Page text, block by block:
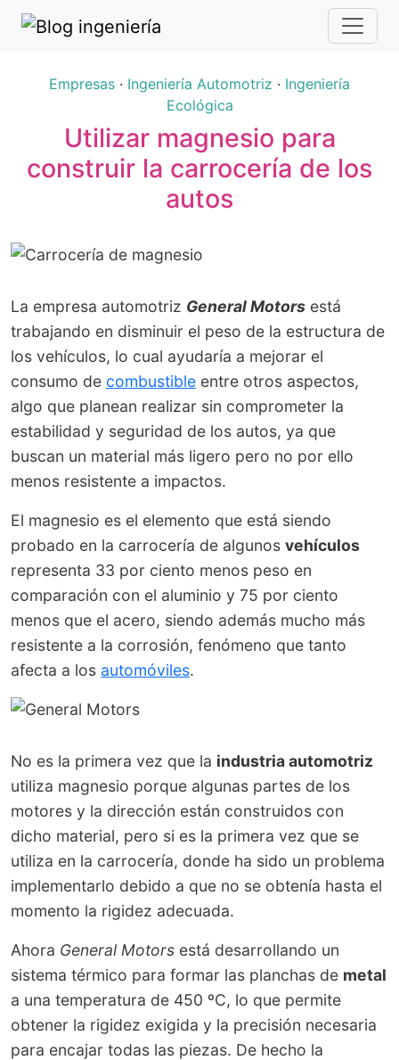
Empresas · Ingeniería Automotriz · Ingeniería
Ecológica
Utilizar magnesio para
construir la carrocería de los
autos
La empresa automotriz General Motors está
trabajando en disminuir el peso de la estructura de
los vehículos, lo cual ayudaría a mejorar el
consumo de combustible entre otros aspectos,
algo que planean realizar sin comprometer la
estabilidad y seguridad de los autos, ya que
buscan un material más ligero pero no por ello
menos resistente a impactos.
El magnesio es el elemento que está siendo
probado en la carrocería de algunos vehículos
representa 33 por ciento menos peso en
comparación con el aluminio y 75 por ciento
menos que el acero, siendo además mucho más
resistente a la corrosión, fenómeno que tanto
afecta a los automóviles.
No es la primera vez que la industria automotriz
utiliza magnesio porque algunas partes de los
motores y la dirección están construidos con
dicho material, pero si es la primera vez que se
utiliza en la carrocería, donde ha sido un problema
implementarlo debido a que no se obtenía hasta el
momento la rigidez adecuada.
Ahora General Motors está desarrollando un
sistema térmico para formar las planchas de metal
a una temperatura de 450 ºC, lo que permite
obtener la rigidez exigida y la precisión necesaria
para encajar todas las piezas. De hecho la